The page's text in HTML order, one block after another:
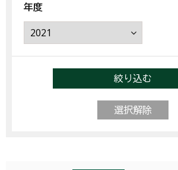
年度
絞り込む
選択解除